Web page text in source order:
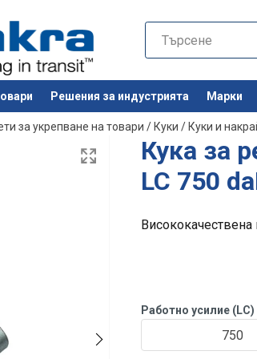
Решения за индустрията Марки
за укрепване на товари / Куки / Куки и
Кука за
LC 750
Работно усилие (LC)
750